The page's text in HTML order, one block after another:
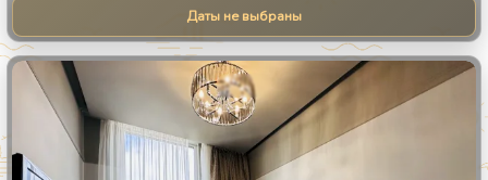
Даты не выбраны
1/10